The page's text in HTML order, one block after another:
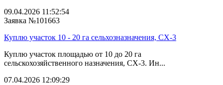
09.04.2026 11:52:54
Заявка №101663
Куплю участок 10 - 20 га сельхозназначения, СХ-3
Куплю участок площадью от 10 до 20 га
сельскохозяйственного назначения, СХ-3. Ин...
07.04.2026 12:09:29